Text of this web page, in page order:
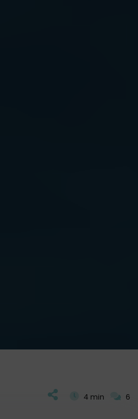
4 min 6